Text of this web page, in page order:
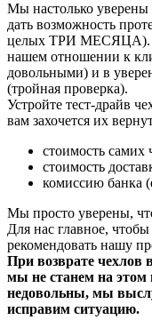
Мы настолько уверены
дать возможность
целых ТРИ МЕСЯЦА).
нашем отношении к
довольными) и в
(тройная проверка).
Устройте тест-драйв
вам захочется их
стоимость самих
стоимость
комиссию банка
Мы просто уверены,
Для нас главное,
рекомендовать нашу
При возврате чехлов
мы не станем на этом
недовольны, мы
исправим ситуацию.